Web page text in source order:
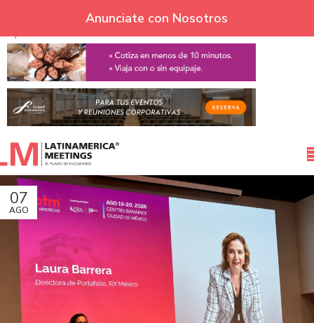
Skip to navigation
Skip to main content
Anunciate con Nosotros
07
AGO